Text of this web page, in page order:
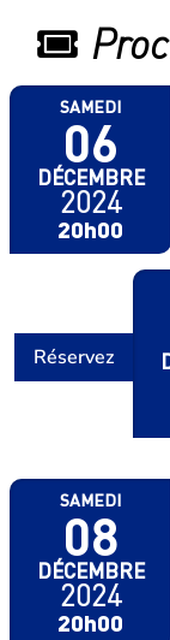
SAMEDI
06
DÉCEMBRE
2024
20h00
Réservez
SAMEDI
08
DÉCEMBRE
2024
20h00